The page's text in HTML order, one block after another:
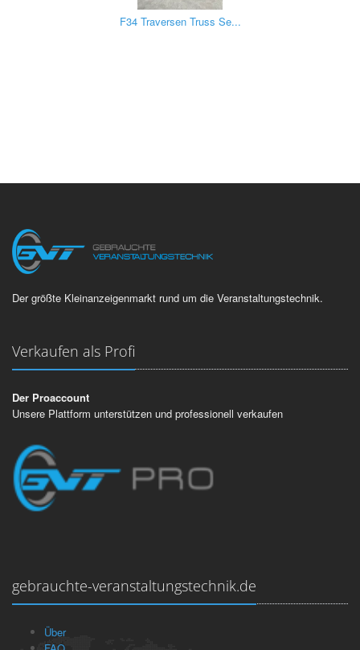
F34 Traversen Truss Se...
Der größte Kleinanzeigenmarkt rund um die Veranstaltungstechnik.
Verkaufen als Profi
Der Proaccount
Unsere Plattform unterstützen und professionell verkaufen
gebrauchte-veranstaltungstechnik.de
Über